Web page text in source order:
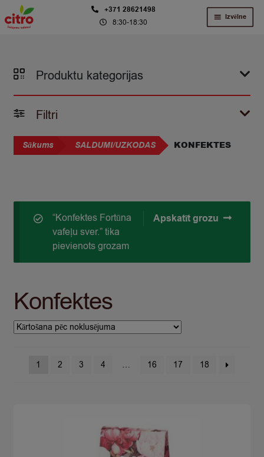
Skip
to
Skip
to
+371 28621498
8:30-18:30
Izvēlne
Produktu kategorijas
Filtri
Sākums SALDUMI/UZKODAS KONFEKTES
Apskatīt grozu
“Konfektes Fortūna
vafeļu sver.” tika
pievienots grozam
Konfektes
1 2 3 4 … 16 17 18